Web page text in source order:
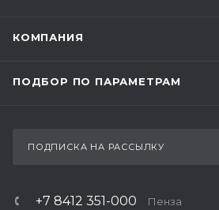
КОМПАНИЯ
ПОДБОР ПО ПАРАМЕТРАМ
ПОДПИСКА НА РАССЫЛКУ
+7 8412 351-000 Пенза